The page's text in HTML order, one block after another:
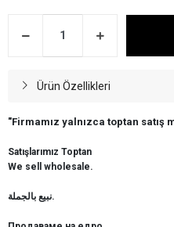
Ürün Özellikleri
"Firmamız yalnızca toptan
Satışlarımız Toptan
We sell wholesale.
نبيع بالجملة.